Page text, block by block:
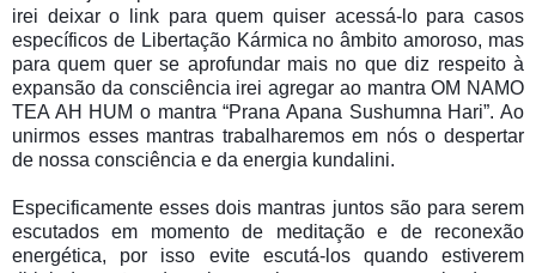
irei deixar o link para quem quiser acessá-lo para casos
específicos de Libertação Kármica no âmbito amoroso, mas
para quem quer se aprofundar mais no que diz respeito à
expansão da consciência irei agregar ao mantra OM NAMO
TEA AH HUM o mantra “Prana Apana Sushumna Hari”. Ao
unirmos esses mantras trabalharemos em nós o despertar
de nossa consciência e da energia kundalini.
Especificamente esses dois mantras juntos são para serem
escutados em momento de meditação e de reconexão
energética, por isso evite escutá-los quando estiverem